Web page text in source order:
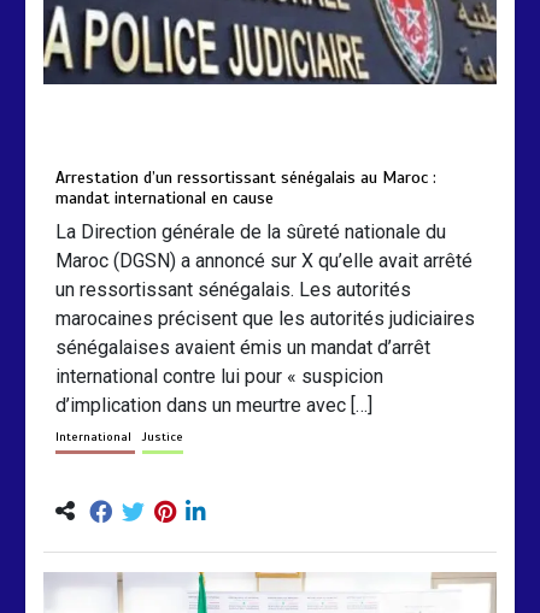
Arrestation d’un ressortissant sénégalais au Maroc :
mandat international en cause
La Direction générale de la sûreté nationale du
Maroc (DGSN) a annoncé sur X qu’elle avait arrêté
un ressortissant sénégalais. Les autorités
marocaines précisent que les autorités judiciaires
sénégalaises avaient émis un mandat d’arrêt
international contre lui pour « suspicion
d’implication dans un meurtre avec […]
International Justice